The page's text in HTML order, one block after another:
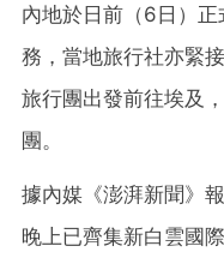
內地於日前（6日）
務，當地旅行社亦緊
旅行團出發前往埃及
團。
據內媒《澎湃新聞》
晚上已齊集新白雲國